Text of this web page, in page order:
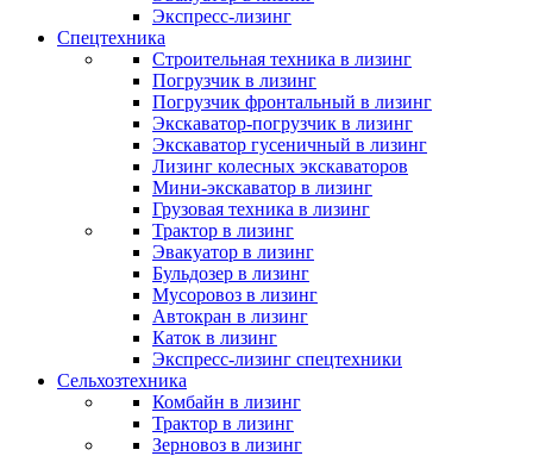
Экспресс-лизинг
Спецтехника
Строительная техника в лизинг
Погрузчик в лизинг
Погрузчик фронтальный в лизинг
Экскаватор-погрузчик в лизинг
Экскаватор гусеничный в лизинг
Лизинг колесных экскаваторов
Мини-экскаватор в лизинг
Грузовая техника в лизинг
Трактор в лизинг
Эвакуатор в лизинг
Бульдозер в лизинг
Мусоровоз в лизинг
Автокран в лизинг
Каток в лизинг
Экспресс-лизинг спецтехники
Сельхозтехника
Комбайн в лизинг
Трактор в лизинг
Зерновоз в лизинг